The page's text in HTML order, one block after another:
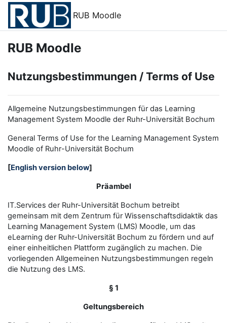
Vai al contenuto principale
RUB Moodle
RUB Moodle
Nutzungsbestimmungen / Terms of Use
Allgemeine Nutzungsbestimmungen für das Learning
Management System Moodle der Ruhr-Universität Bochum
General Terms of Use for the Learning Management System
Moodle of Ruhr-Universität Bochum
[English version below]
Präambel
IT.Services der Ruhr-Universität Bochum betreibt
gemeinsam mit dem Zentrum für Wissenschaftsdidaktik das
Learning Management System (LMS) Moodle, um das
eLearning der Ruhr-Universität Bochum zu fördern und auf
einer einheitlichen Plattform zugänglich zu machen. Die
vorliegenden Allgemeinen Nutzungsbestimmungen regeln
die Nutzung des LMS.
§ 1
Geltungsbereich